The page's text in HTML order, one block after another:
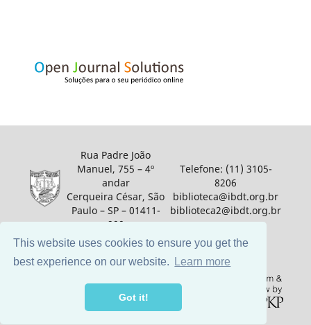
This website uses cookies to ensure you get the
best experience on our website.
Learn more
Got it!
Rua Padre João
Manuel, 755 – 4º
andar
Cerqueira César, São
Paulo – SP – 01411-
900
Telefone: (11) 3105-
8206
biblioteca@ibdt.org.br
biblioteca2@ibdt.org.br